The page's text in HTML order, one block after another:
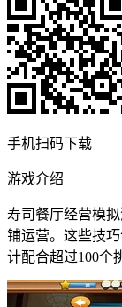
手机扫码下载
游戏介绍
寿司餐厅经营模
铺运营。这些技
计配合超过100个